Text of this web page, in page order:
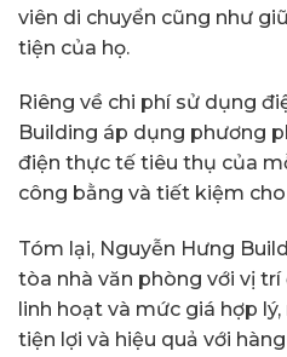
viên di chuyển cũng như
tiện của họ.
Riêng về chi phí sử dụng
Building áp dụng phương
điện thực tế tiêu thụ của
công bằng và tiết kiệm
Tóm lại, Nguyễn Hưng
tòa nhà văn phòng với vị
linh hoạt và mức giá hợp
tiện lợi và hiệu quả với